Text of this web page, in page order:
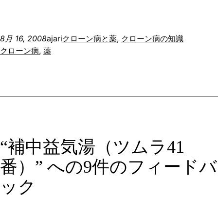
8月 16, 2008ajariクローン病と薬, クローン病の知識
クローン病, 薬
“補中益気湯（ツムラ41
番）” への9件のフィードバ
ック